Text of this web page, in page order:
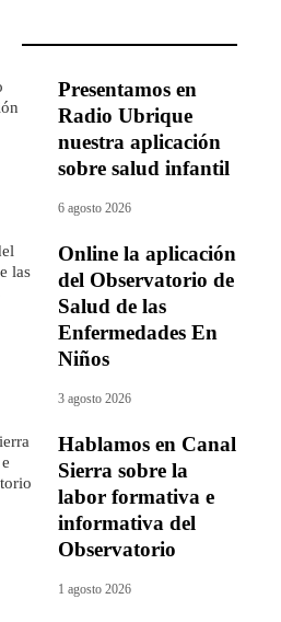
Presentamos en
Radio Ubrique
nuestra aplicación
sobre salud infantil
6 agosto 2026
Online la aplicación
del Observatorio de
Salud de las
Enfermedades En
Niños
3 agosto 2026
Hablamos en Canal
Sierra sobre la
labor formativa e
informativa del
Observatorio
1 agosto 2026